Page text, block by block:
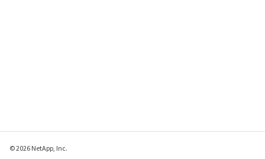
© 2026 NetApp, Inc.